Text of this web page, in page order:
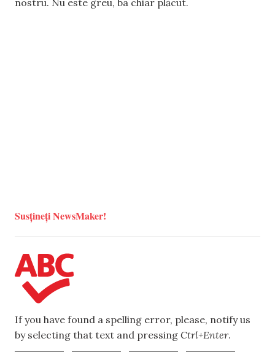
Susțineți NewsMaker!
If you have found a spelling error, please, notify us
by selecting that text and pressing Ctrl+Enter.